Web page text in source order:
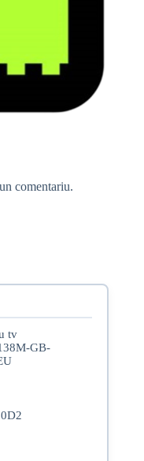
comentariu.
tv
GB-